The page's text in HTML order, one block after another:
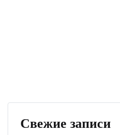
Свежие записи